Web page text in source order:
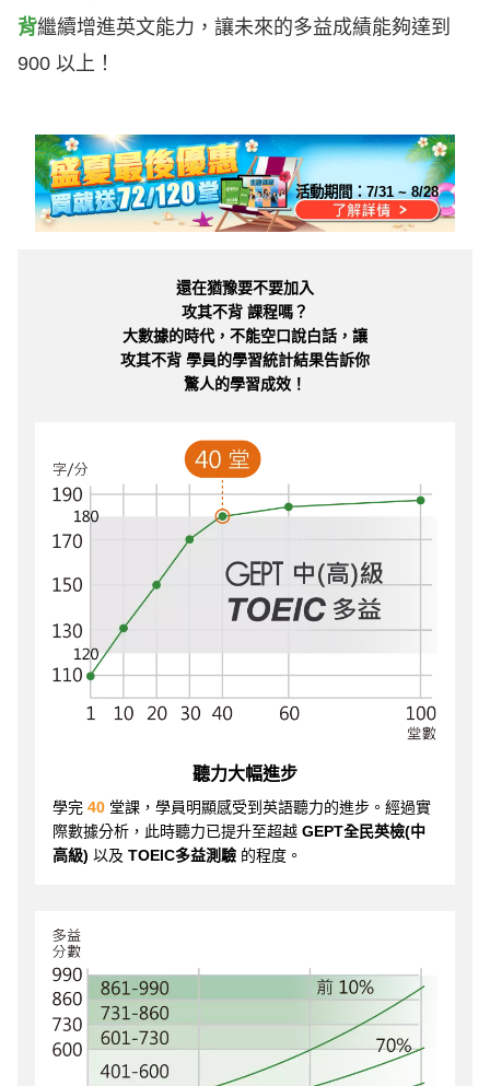
背繼續增進英文能力，讓未來的多益成績能夠達到
900 以上！
活動期間：7/31 ~ 8/28
還在猶豫要不要加入
攻其不背 課程嗎？
大數據的時代，不能空口說白話，讓
攻其不背 學員的學習統計結果告訴你
驚人的學習成效！
聽力大幅進步
學完 40 堂課，學員明顯感受到英語聽力的進步。經過實
際數據分析，此時聽力已提升至超越 GEPT全民英檢(中
高級) 以及 TOEIC多益測驗 的程度。